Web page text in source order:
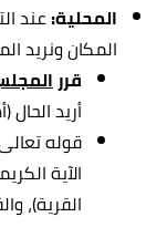
المحلية:عند
المكان ونريد
قرر
أريد
قوله
الآية
القرية)،